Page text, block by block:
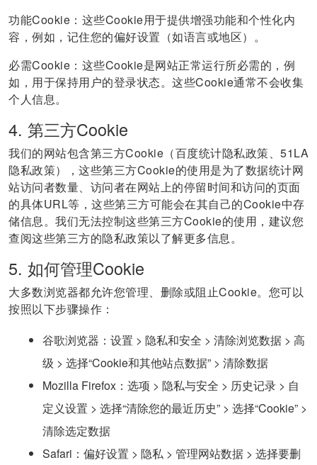
功能Cookie：这些Cookie用于提供增强功能和个性化内
容，例如，记住您的偏好设置（如语言或地区）。
必需Cookie：这些Cookie是网站正常运行所必需的，例
如，用于保持用户的登录状态。这些Cookie通常不会收集
个人信息。
4. 第三方Cookie
我们的网站包含第三方Cookie（百度统计隐私政策、 51LA
隐私政策），这些第三方Cookie的使用是为了数据统计网
站访问者数量、访问者在网站上的停留时间和访问的页面
的具体URL等，这些第三方可能会在其自己的Cookie中存
储信息。我们无法控制这些第三方Cookie的使用，建议您
查阅这些第三方的隐私政策以了解更多信息。
5. 如何管理Cookie
大多数浏览器都允许您管理、删除或阻止Cookie。您可以
按照以下步骤操作：
谷歌浏览器：设置 > 隐私和安全 > 清除浏览数据 > 高
级 > 选择“Cookie和其他站点数据” > 清除数据
Mozilla Firefox：选项 > 隐私与安全 > 历史记录 > 自
定义设置 > 选择“清除您的最近历史” > 选择“Cookie” >
清除选定数据
Safari：偏好设置 > 隐私 > 管理网站数据 > 选择要删